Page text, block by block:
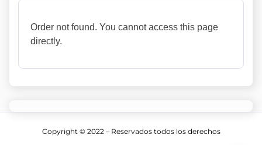
Order not found. You cannot access this page
directly.
Copyright © 2022 – Reservados todos los derechos